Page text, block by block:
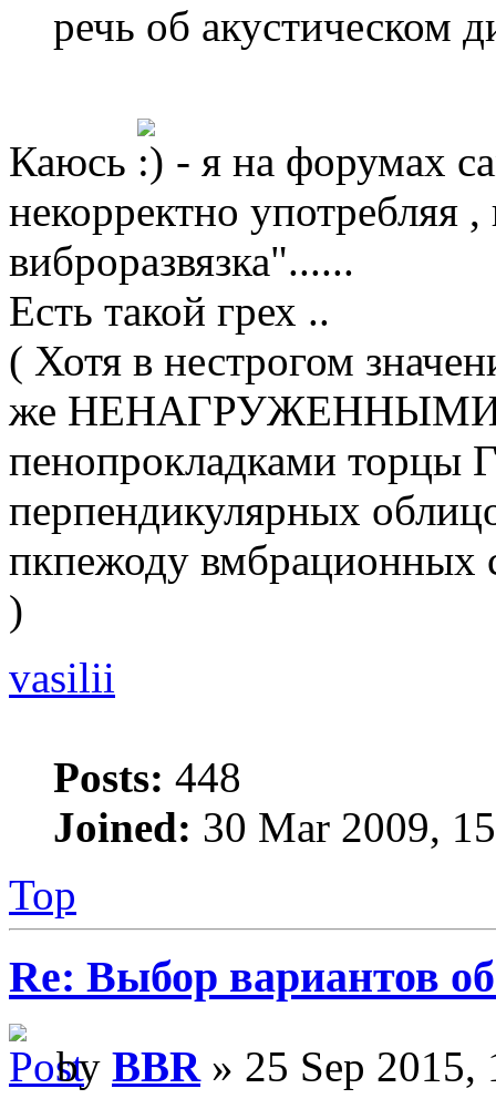
речь об акустическом
Каюсь
- я на форумах
некорректно употребляя
виброразвязка"......
Есть такой грех ..
( Хотя в нестрогом
же НЕНАГРУЖЕННЫМИ
пенопрокладками
перпендикулярных
пкпежоду вмбрационных
)
vasilii
Posts: 448
Joined: 30 Mar 2009,
Top
Re: Выбор вариантов
by BBR» 25 Sep 2015,